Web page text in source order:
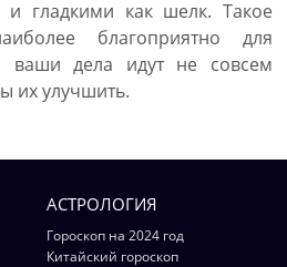
гладкими как шелк. Такое
благоприятно для
ваши дела идут не совсем
их улучшить.
АСТРОЛОГИЯ
Гороскоп на 2024 год
Китайский гороскоп